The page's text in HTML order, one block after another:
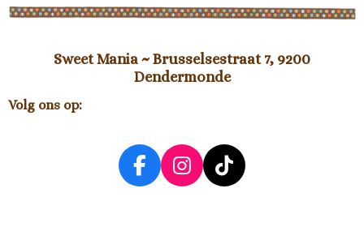
Sweet Mania ~ Brusselsestraat 7, 9200
Dendermonde
Volg ons op:
F
I
T